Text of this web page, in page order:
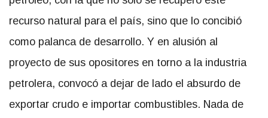
recurso natural para el país, sino que lo concibió
como palanca de desarrollo. Y en alusión al
proyecto de sus opositores en torno a la industria
petrolera, convocó a dejar de lado el absurdo de
exportar crudo e importar combustibles. Nada de